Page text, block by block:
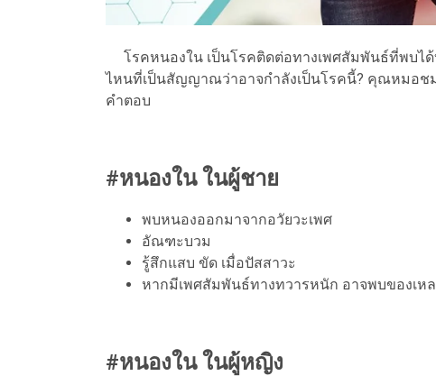
โรคหนองใน เป็นโรคติดต่อทางเพศสัมพันธ์ที่พบไ
ไหนที่เป็นสัญญาณว่าอาจกำลังเป็นโรคนี้? คุณหมอ
คำตอบ
#หนองใน ในผู้ชาย
พบหนองออกมาจากอวัยวะเพศ
อัณฑะบวม
รู้สึกแสบ ขัด เมื่อปัสสาวะ
หากมีเพศสัมพันธ์ทางทวารหนัก อาจพบของเห
#หนองใน ในผู้หญิง